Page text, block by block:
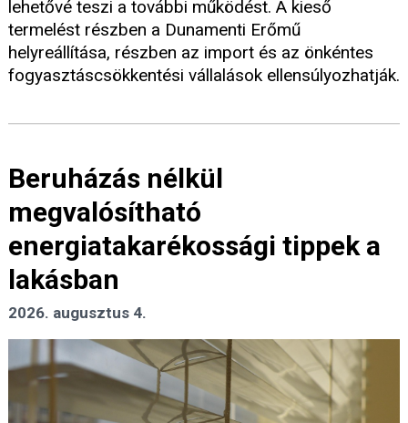
lehetővé teszi a további működést. A kieső
termelést részben a Dunamenti Erőmű
helyreállítása, részben az import és az önkéntes
fogyasztáscsökkentési vállalások ellensúlyozhatják.
Beruházás nélkül
megvalósítható
energiatakarékossági tippek a
lakásban
2026. augusztus 4.